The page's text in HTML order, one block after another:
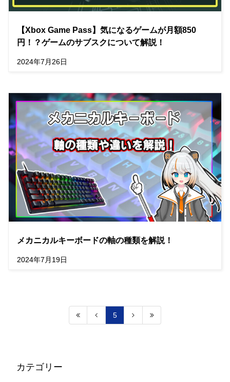
【Xbox Game Pass】気になるゲームが月額850
円！？ゲームのサブスクについて解説！
2024年7月26日
メカニカルキーボードの軸の種類を解説！
2024年7月19日
5
カテゴリー